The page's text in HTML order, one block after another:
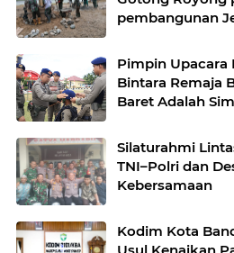
pembangunan
Pimpin Upacara
Bintara Remaja
Baret Adalah
Silaturahmi
TNI–Polri dan
Kebersamaan
Kodim Kota